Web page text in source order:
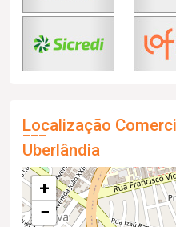
Localização
Uberlândia
+
−